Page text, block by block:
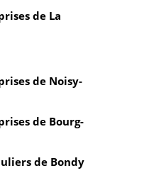
de La
de Noisy-
de Bourg-
de Bondy